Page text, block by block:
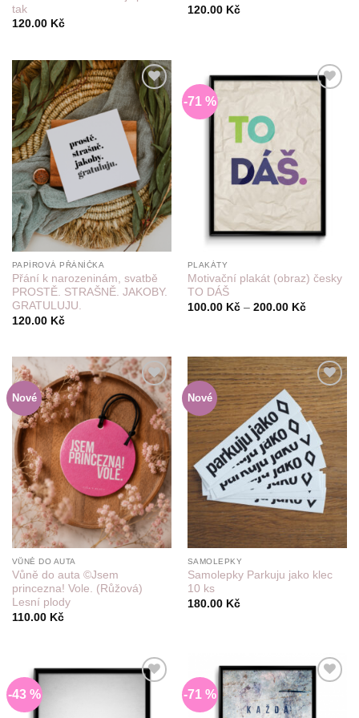
tak
120.00 Kč
120.00 Kč
Do
seznamu
přání
PAPÍROVÁ PŘÁNÍČKA
Přání k narozeninám, svatbě
PROSTĚ. STRAŠNĚ. JAKOBY.
GRATULUJU.
120.00 Kč
-71 %
PLAKÁTY
Motivační plakát (obraz) česky
TO DÁŠ
100.00 Kč – 200.00 KčRozpětí
Nové
Do
seznamu
přání
VŮNĚ DO AUTA
Vůně do auta ©Jsem
princezna! Vole. (Růžová)
Lesní plody
110.00 Kč
Nové
Do
seznamu
přání
SAMOLEPKY
Samolepky Parkuju jako klec
10 ks
180.00 Kč
-43 % -71 %
seznamu